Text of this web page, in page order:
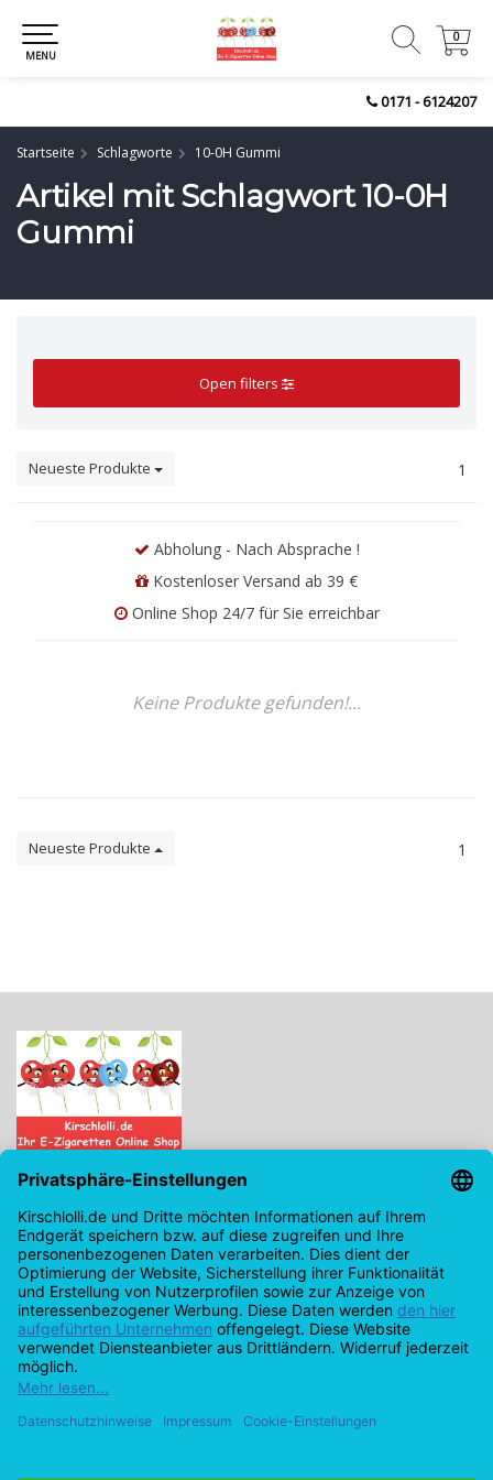
0171 - 6124207
0
0
MENU
Startseite Schlagworte 10-0H Gummi
Artikel mit Schlagwort 10-0H
Gummi
Open filters
Neueste Produkte 1
Abholung - Nach Absprache !
Kostenloser Versand ab 39 €
Online Shop 24/7 für Sie erreichbar
Keine Produkte gefunden!...
Neueste Produkte 1
Kirschlolli.de - Ihr E-Zigaretten Online Shop
Kirchplatz 7, 96114 Hirschaid
0171 - 6124207
info@kirschlolli.de
USt-IdNr.: DE321609131
Kundendienst